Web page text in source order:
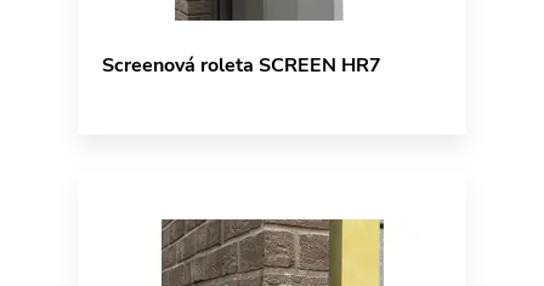
Screenová roleta SCREEN HR7